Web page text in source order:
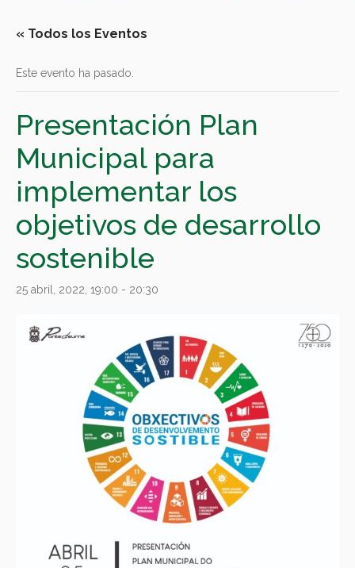
« Todos los Eventos
Este evento ha pasado.
Presentación Plan
Municipal para
implementar los
objetivos de desarrollo
sostenible
25 abril, 2022, 19:00 - 20:30